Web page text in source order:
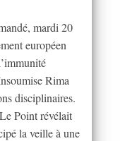
mardi 20
européen
Rima
disciplinaires.
Point révélait
la veille à une